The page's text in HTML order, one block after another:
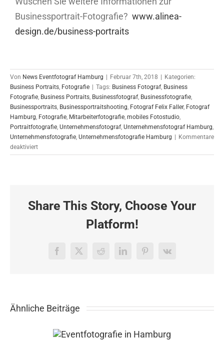
Businessportrait-Fotografie? www.alinea-
design.de/business-portraits
Von News Eventfotograf Hamburg | Februar 7th, 2018 | Kategorien:
Business Portraits Fotografie | Tags: Business Fotograf, Business
Fotografie Business Portraits Businessfotograf, Businessfotografie
Businessportraits Businessportraitshooting Fotograf Felix Faller, Fotograf
Hamburg Fotografie Mitarbeiterfotografie mobiles Fotostudio
Portraitfotografie Unternehmensfotograf, Unternehmensfotograf Hamburg
Unternehmensfotografie Unternehmensfotografie Hamburg | Kommentare
deaktiviertfür
Businessportrait-
Konzern
Share This Story, Choose Your
Platform!
Facebook
X RedditLinkedInPinterest
Vk
Ähnliche Beiträge